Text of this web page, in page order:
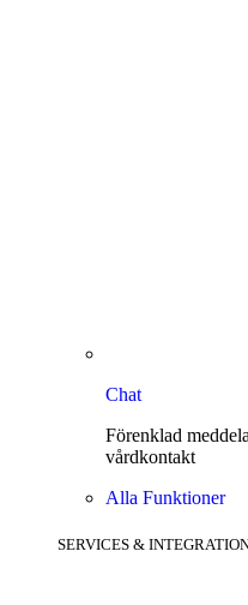
Chat
Förenklad
vårdkontakt
Alla Funktioner
SERVICES &